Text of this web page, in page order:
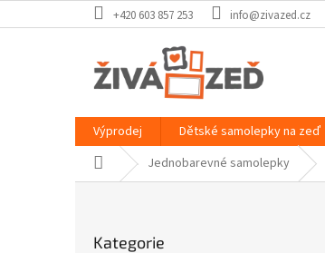
na
+420 603 857 253 info@zivazed.cz
Výprodej Dětské samolepky na zeď
Domů Jednobarevné samolepky
kategorie
Kategorie